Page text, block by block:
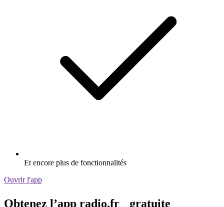
Et encore plus de fonctionnalités
Ouvrir l'app
Obtenez l’app radio.fr gratuite